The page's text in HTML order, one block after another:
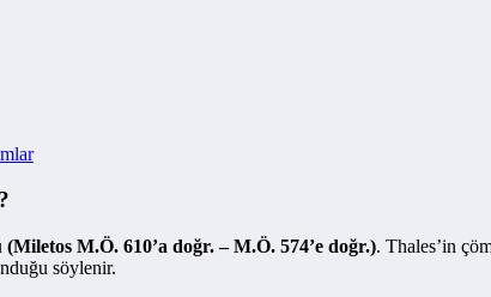
(Miletos M.Ö. 610’a doğr. – M.Ö. 574’e doğr.). Thales’in
söylenir.